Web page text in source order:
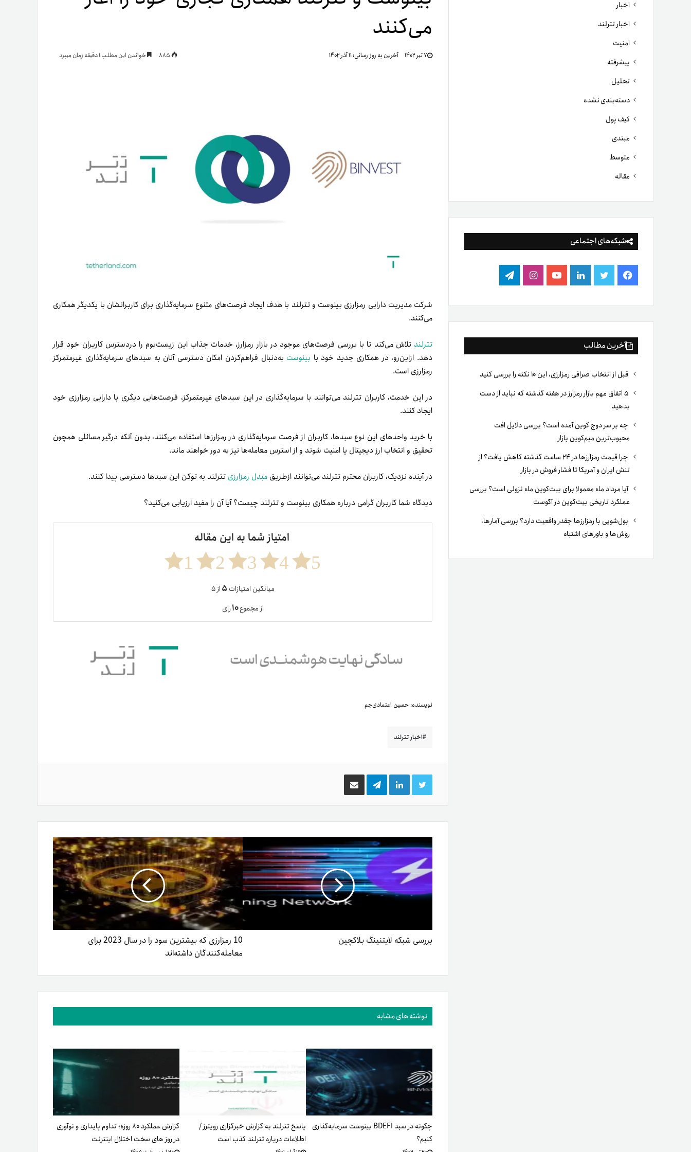
اخبار
اخبار تترلند
امنیت
پیشرفته
تحلیل
دسته‌بندی نشده
کیف پول
مبتدی
متوسط
مقاله
شبکه‌های اجتماعی
فیس
بوک
توییتر لینکدینیوتیوباینستاگرام
تلگرام
آخرین مطالب
قبل از انتخاب صرافی رمزارزی، این ۱۰ نکته را بررسی کنید
۵ اتفاق مهم بازار رمزارز در هفته گذشته که نباید از دست
بدهید
چه بر سر دوج کوین آمده است؟ بررسی دلایل افت
محبوب‌ترین میم‌کوین بازار
چرا قیمت رمزارزها در ۲۴ ساعت گذشته کاهش یافت؟ از
تنش ایران و آمریکا تا فشار فروش در بازار
آیا مرداد ماه معمولا برای بیت‌کوین ماه نزولی است؟ بررسی
عملکرد تاریخی بیت‌کوین در آگوست
پول‌شویی با رمزارزها چقدر واقعیت دارد؟ بررسی آمارها،
روش‌ها و باورهای اشتباه
می‌کنند
۷ تیر ۱۴۰۲ آخرین به روز رسانی:۱۱ آذر ۱۴۰۲ خواندن این مطلب 1 دقیقه زمان میبرد
شرکت مدیریت دارایی رمزارزی بینوست و تترلند با هدف ایجاد فرصت‌های متنوع سرمایه‌گذاری برای کاربرانشان با یکدیگر همکاری
می‌کنند.
تترلند تلاش می‌کند تا با بررسی فرصت‌های موجود در بازار رمزارز، خدمات جذاب این زیست‌بوم را دردسترس کاربران خود قرار
دهد. از‌این‌رو، در همکاری جدید خود با بینوست به‌دنبال فراهم‌کردن امکان دسترسی آنان به سبد‌های سرمایه‌گذاری غیرمتمرکز
رمزارزی است.
در این خدمت، کاربران تترلند می‌توانند با سرمایه‌گذاری در این سبدهای غیرمتمرکز، فرصت‌هایی دیگری با دارایی رمزارزی خود
ایجاد کنند.
با خرید واحدهای این نوع سبدها، کاربران از فرصت سرمایه‌گذاری در رمزارزها استفاده می‌کنند، بدون آنکه درگیر مسائلی همچون
تحقیق و انتخاب ارز دیجیتال یا امنیت شوند و از استرس معامله‌ها نیز به دور خواهند ماند.
در آینده نزدیک، کاربران محترم تترلند می‌توانند ازطریق مبدل رمزارزی تترلند به توکن این سبدها دسترسی پیدا کنند.
دیدگاه شما کاربران گرامی درباره همکاری بینوست و تترلند چیست؟ آیا آن را مفید ارزیابی می‌کنید؟
امتیاز شما به این مقاله
5
4
3
2
1
میانگین امتیازات ۵از ۵
از مجموع۱۰رای
نویسنده: حسین اعتمادی‌جم
اخبار تترلند
توییتر لینکدینتلگرام اشتراک
گذاری
ایمیل
بررسی شبکه لایتنینگ بلاکچین
10 رمزارزی که بیشترین سود را در سال 2023 برای
معامله‌کنندگان داشته‌اند
نوشته های مشابه
چگونه در سبد BDEFI بینوست سرمایه‌گذاری
کنیم؟
پاسخ تترلند به گزارش خبرگزاری رویترز /
اطلاعات درباره تترلند کذب است
گزارش عملکرد ۸۰ روزه؛ تداوم پایداری و نوآوری
در روز های سخت اختلال اینترنت